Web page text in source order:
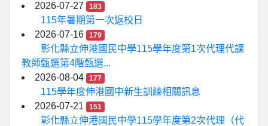
2026-07-27
183
115年暑期第一次返校日
2026-07-16
179
彰化縣立伸港國民中學115學年度第1次代理代課
教師甄選第4階甄選...
2026-08-04
177
115學年度伸港國中新生訓練相關訊息
2026-07-21
151
彰化縣立伸港國民中學115學年度第2次代理（代